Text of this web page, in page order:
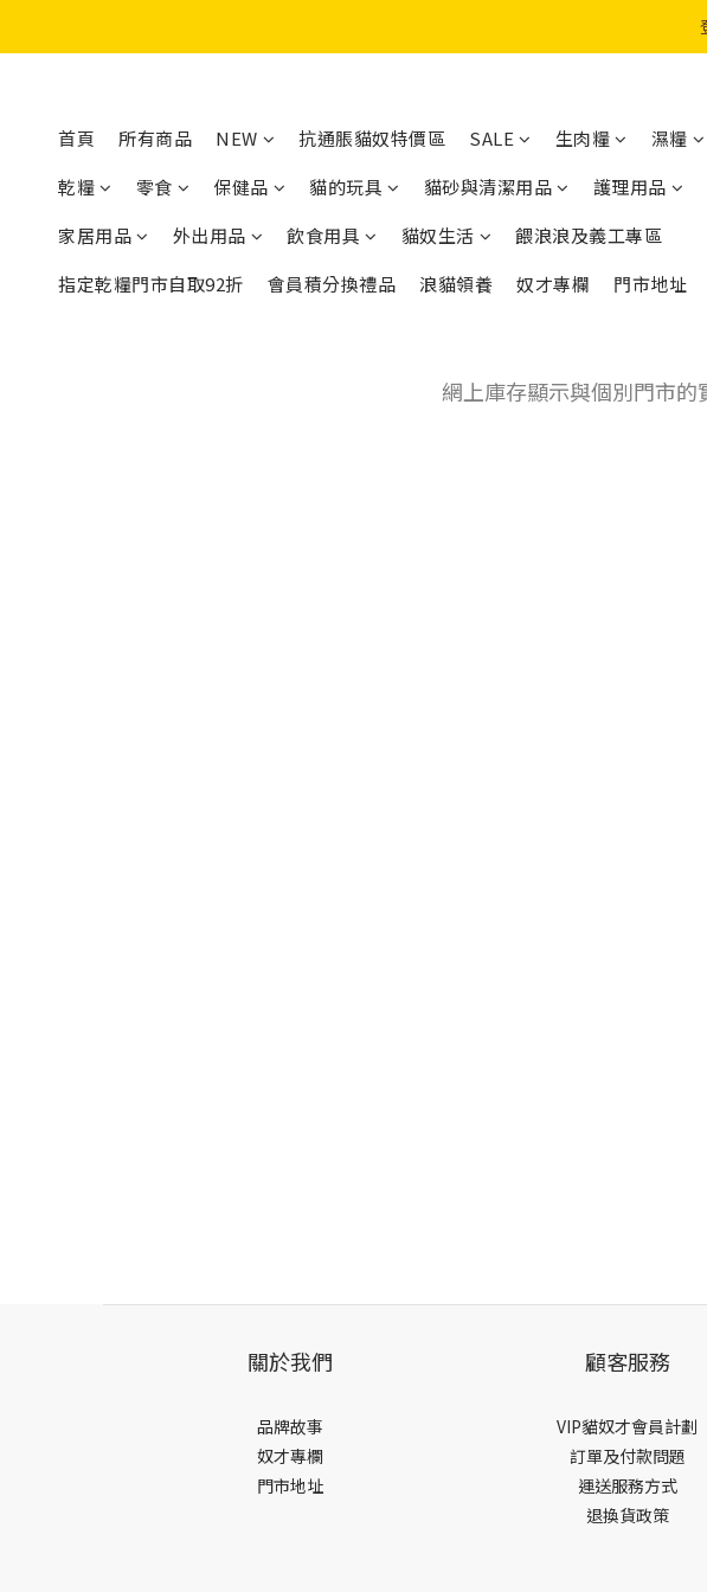
購物滿
首頁 所有商品 NEW 抗通脹貓奴特價區 SALE 生肉糧
濕糧
乾糧
零食 保健品 貓的玩具 貓砂與清潔用品
護理用品
家居用品
外出用品 飲食用具 貓奴生活
餵浪浪及義工專區
指定乾糧門市自取92折
會員積分換禮品 浪貓領養 奴才專欄 門市地址
網上庫存顯示與個別門市
關於我們
品牌故事
奴才專欄
門市地址
顧客服務
VIP貓奴才會員計劃
訂單及付款問題
運送服務方式
退換貨政策